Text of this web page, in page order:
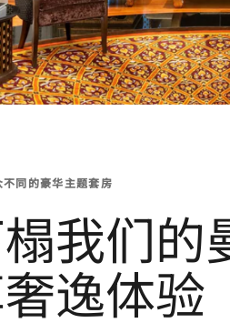
不同的豪华主题套房
我们的
逸体验